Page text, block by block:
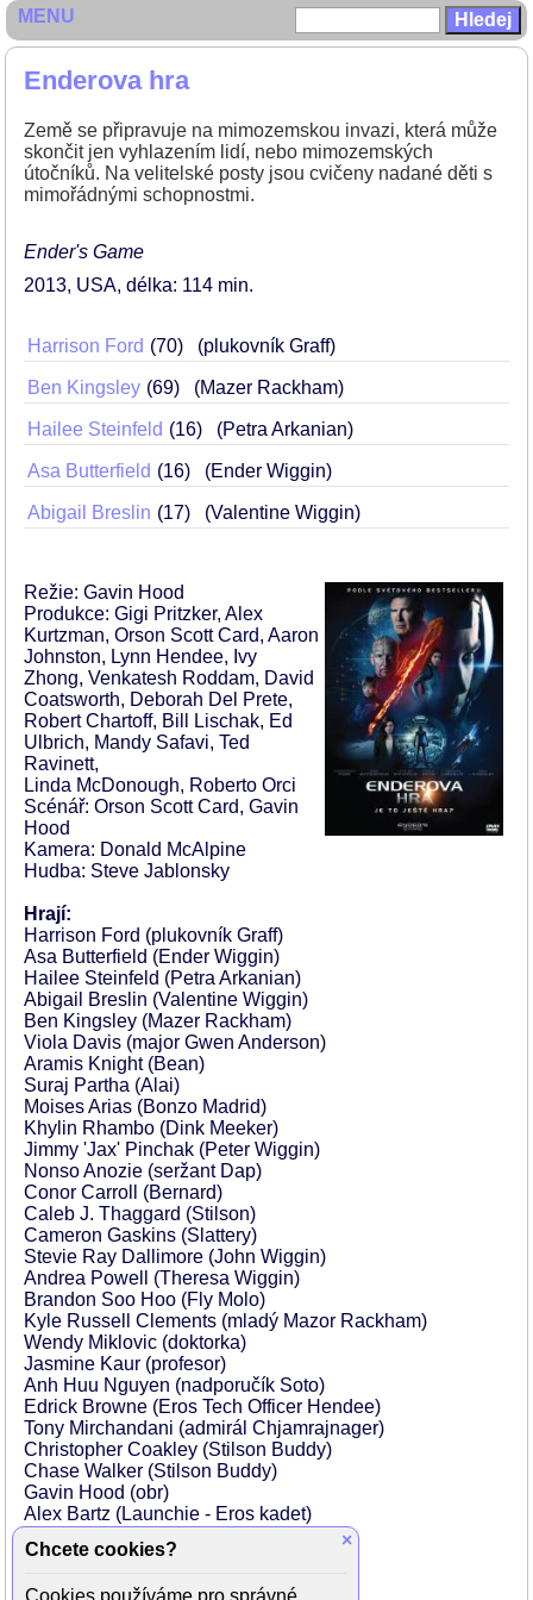
Enderova hra
Země se připravuje na mimozemskou invazi, která může
skončit jen vyhlazením lidí, nebo mimozemských
útočníků. Na velitelské posty jsou cvičeny nadané děti s
mimořádnými schopnostmi.
Ender's Game
2013 USA délka: 114 min
Harrison Ford 70 (plukovník Graff)
Ben Kingsley 69 (Mazer Rackham)
Hailee Steinfeld 16 (Petra Arkanian)
Asa Butterfield 16 (Ender Wiggin)
Abigail Breslin 17 (Valentine Wiggin)
Režie: Gavin Hood
Produkce: Gigi Pritzker, Alex
Kurtzman, Orson Scott Card, Aaron
Johnston, Lynn Hendee, Ivy
Zhong, Venkatesh Roddam, David
Coatsworth, Deborah Del Prete,
Robert Chartoff, Bill Lischak, Ed
Ulbrich, Mandy Safavi, Ted
Ravinett,
Linda McDonough, Roberto Orci
Scénář: Orson Scott Card, Gavin
Hood
Kamera: Donald McAlpine
Hudba: Steve Jablonsky
Hrají:
Harrison Ford (plukovník Graff)
Asa Butterfield (Ender Wiggin)
Hailee Steinfeld (Petra Arkanian)
Abigail Breslin (Valentine Wiggin)
Ben Kingsley (Mazer Rackham)
Viola Davis (major Gwen Anderson)
Aramis Knight (Bean)
Suraj Partha (Alai)
Moises Arias (Bonzo Madrid)
Khylin Rhambo (Dink Meeker)
Jimmy 'Jax' Pinchak (Peter Wiggin)
Nonso Anozie (seržant Dap)
Conor Carroll (Bernard)
Caleb J. Thaggard (Stilson)
Cameron Gaskins (Slattery)
Stevie Ray Dallimore (John Wiggin)
Andrea Powell (Theresa Wiggin)
Brandon Soo Hoo (Fly Molo)
Kyle Russell Clements (mladý Mazor Rackham)
Wendy Miklovic (doktorka)
Jasmine Kaur (profesor)
Anh Huu Nguyen (nadporučík Soto)
Edrick Browne (Eros Tech Officer Hendee)
Tony Mirchandani (admirál Chjamrajnager)
Christopher Coakley (Stilson Buddy)
Chase Walker (Stilson Buddy)
Gavin Hood (obr)
Alex Bartz (Launchie - Eros kadet)
Blake Burt (Enderova skupina)
MENU
×
Chcete cookies?
Cookies používáme pro správné